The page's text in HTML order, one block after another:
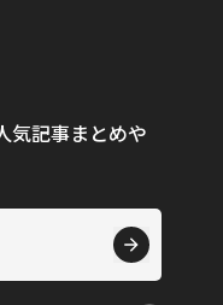
気記事まとめや